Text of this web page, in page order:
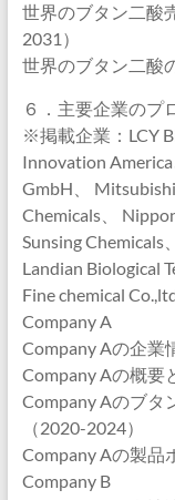
世界のブタン二酸
2031）
世界のブタン二酸
６．主要企業のプ
※掲載企業：LCY
Innovation
GmbH、
Chemicals、
Sunsing Chemicals
Landian Biological
Fine chemical
Company A
Company Aの企業
Company Aの概要
Company Aのブタ
（2020-2024）
Company Aの製品
Company B